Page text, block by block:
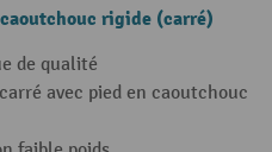
rigide (carré)
de qualité
avec pied en caoutchouc